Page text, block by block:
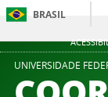
BRASIL
UNIVERSIDADE